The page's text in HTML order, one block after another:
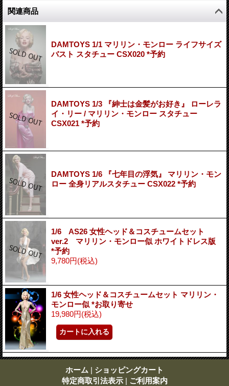
関連商品
DAMTOYS 1/1 マリリン・モンロー ライフサイズ
バスト スタチュー CSX020 *予約
DAMTOYS 1/3 『紳士は金髪がお好き』 ローレラ
イ・リー / マリリン・モンロー スタチュー
CSX021 *予約
DAMTOYS 1/6 『七年目の浮気』 マリリン・モン
ロー 全身リアルスタチュー CSX022 *予約
1/6 AS26 女性ヘッド＆コスチュームセット
ver.2 マリリン・モンロー似 ホワイトドレス版
*予約
9,780円(税込)
1/6 女性ヘッド＆コスチュームセット マリリン・
モンロー似 *お取り寄せ
19,980円(税込)
ホーム | ショッピングカート
特定商取引法表示 | ご利用案内